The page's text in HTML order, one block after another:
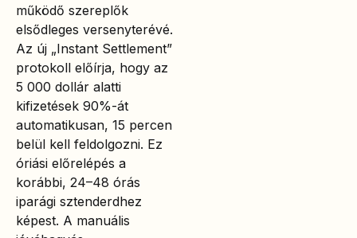
működő szereplők
elsődleges versenyterévé.
Az új „Instant Settlement”
protokoll előírja, hogy az
5 000 dollár alatti
kifizetések 90%-át
automatikusan, 15 percen
belül kell feldolgozni. Ez
óriási előrelépés a
korábbi, 24–48 órás
iparági sztenderdhez
képest. A manuális